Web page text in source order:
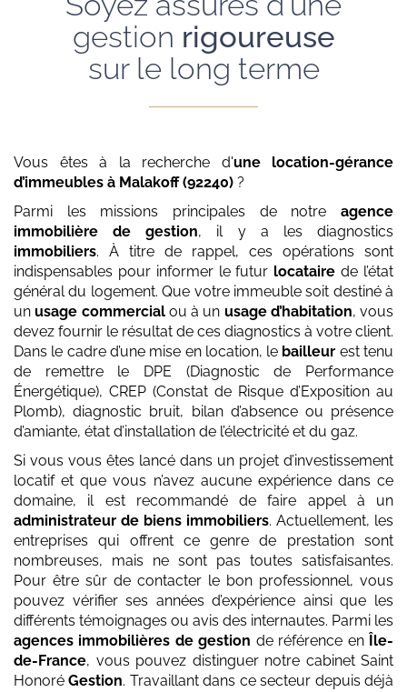
gestion rigoureuse
sur le long terme
Vous êtes à la recherche d'une location-gérance
d’immeubles à Malakoff (92240) ?
Parmi les missions principales de notre agence
immobilière de gestion, il y a les diagnostics
immobiliers. À titre de rappel, ces opérations sont
indispensables pour informer le futur locataire de l’état
général du logement. Que votre immeuble soit destiné à
unusage commercialou à un usage d’habitation, vous
devez fournir le résultat de ces diagnostics à votre client.
Dans le cadre d’une mise en location, le bailleur est tenu
de remettre le DPE (Diagnostic de Performance
Énergétique), CREP (Constat de Risque d’Exposition au
Plomb), diagnostic bruit, bilan d’absence ou présence
d’amiante, état d’installation de l’électricité et du gaz.
Si vous vous êtes lancé dans un projet d’investissement
locatif et que vous n’avez aucune expérience dans ce
domaine, il est recommandé de faire appel à un
administrateur de biens immobiliers. Actuellement, les
entreprises qui offrent ce genre de prestation sont
nombreuses, mais ne sont pas toutes satisfaisantes.
Pour être sûr de contacter le bon professionnel, vous
pouvez vérifier ses années d’expérience ainsi que les
différents témoignages ou avis des internautes. Parmi les
agences immobilières de gestion de référence en Île-
de-France, vous pouvez distinguer notre cabinet Saint
HonoréGestion. Travaillant dans ce secteur depuis déjà